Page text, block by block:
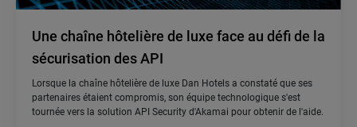
Une chaîne hôtelière de luxe face au défi de la
sécurisation des API
Lorsque la chaîne hôtelière de luxe Dan Hotels a constaté que ses
partenaires étaient compromis, son équipe technologique s'est
tournée vers la solution API Security d'Akamai pour obtenir de l'aide.